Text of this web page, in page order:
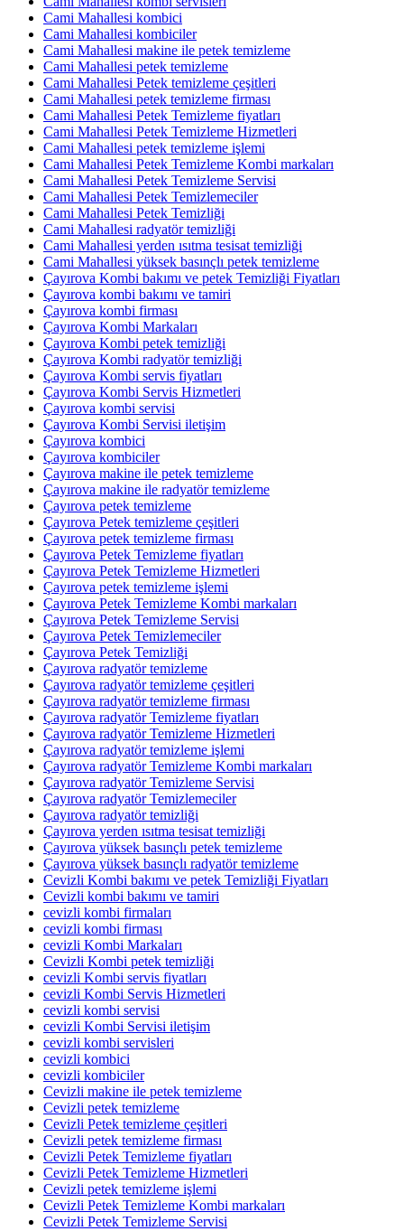
Cami Mahallesi kombici
Cami Mahallesi kombiciler
Cami Mahallesi makine ile petek temizleme
Cami Mahallesi petek temizleme
Cami Mahallesi Petek temizleme çeşitleri
Cami Mahallesi petek temizleme firması
Cami Mahallesi Petek Temizleme fiyatları
Cami Mahallesi Petek Temizleme Hizmetleri
Cami Mahallesi petek temizleme işlemi
Cami Mahallesi Petek Temizleme Kombi markaları
Cami Mahallesi Petek Temizleme Servisi
Cami Mahallesi Petek Temizlemeciler
Cami Mahallesi Petek Temizliği
Cami Mahallesi radyatör temizliği
Cami Mahallesi yerden ısıtma tesisat temizliği
Cami Mahallesi yüksek basınçlı petek temizleme
Çayırova Kombi bakımı ve petek Temizliği Fiyatları
Çayırova kombi bakımı ve tamiri
Çayırova kombi firması
Çayırova Kombi Markaları
Çayırova Kombi petek temizliği
Çayırova Kombi radyatör temizliği
Çayırova Kombi servis fiyatları
Çayırova Kombi Servis Hizmetleri
Çayırova kombi servisi
Çayırova Kombi Servisi iletişim
Çayırova kombici
Çayırova kombiciler
Çayırova makine ile petek temizleme
Çayırova makine ile radyatör temizleme
Çayırova petek temizleme
Çayırova Petek temizleme çeşitleri
Çayırova petek temizleme firması
Çayırova Petek Temizleme fiyatları
Çayırova Petek Temizleme Hizmetleri
Çayırova petek temizleme işlemi
Çayırova Petek Temizleme Kombi markaları
Çayırova Petek Temizleme Servisi
Çayırova Petek Temizlemeciler
Çayırova Petek Temizliği
Çayırova radyatör temizleme
Çayırova radyatör temizleme çeşitleri
Çayırova radyatör temizleme firması
Çayırova radyatör Temizleme fiyatları
Çayırova radyatör Temizleme Hizmetleri
Çayırova radyatör temizleme işlemi
Çayırova radyatör Temizleme Kombi markaları
Çayırova radyatör Temizleme Servisi
Çayırova radyatör Temizlemeciler
Çayırova radyatör temizliği
Çayırova yerden ısıtma tesisat temizliği
Çayırova yüksek basınçlı petek temizleme
Çayırova yüksek basınçlı radyatör temizleme
Cevizli Kombi bakımı ve petek Temizliği Fiyatları
Cevizli kombi bakımı ve tamiri
cevizli kombi firmaları
cevizli kombi firması
cevizli Kombi Markaları
Cevizli Kombi petek temizliği
cevizli Kombi servis fiyatları
cevizli Kombi Servis Hizmetleri
cevizli kombi servisi
cevizli Kombi Servisi iletişim
cevizli kombi servisleri
cevizli kombici
cevizli kombiciler
Cevizli makine ile petek temizleme
Cevizli petek temizleme
Cevizli Petek temizleme çeşitleri
Cevizli petek temizleme firması
Cevizli Petek Temizleme fiyatları
Cevizli Petek Temizleme Hizmetleri
Cevizli petek temizleme işlemi
Cevizli Petek Temizleme Kombi markaları
Cevizli Petek Temizleme Servisi